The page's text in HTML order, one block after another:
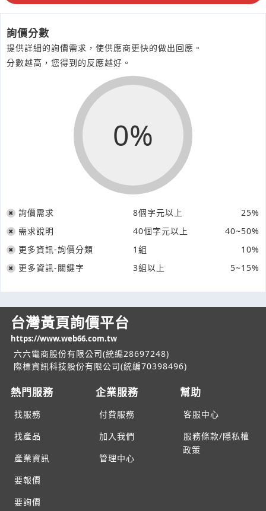
詢價分數
提供詳細的詢價需求，使供應商更快的做出回應。
分數越高，您得到的反應越好。
0%
詢價需求 8個字元以上
25%
需求說明
40個字元以上
40~50%
更多資訊-詢價分類
1組
10%
更多資訊-關鍵字
3組以上 5~15%
台灣黃頁詢價平台
https://www.web66.com.tw
六六電商股份有限公司(統編28697248)
際標資訊科技股份有限公司(統編70398496)
熱門服務
找服務
找產品
產業資訊
要報價
要詢價
企業服務
付費服務
加入我們
管理中心
幫助
客服中心
服務條款/隱私權
政策